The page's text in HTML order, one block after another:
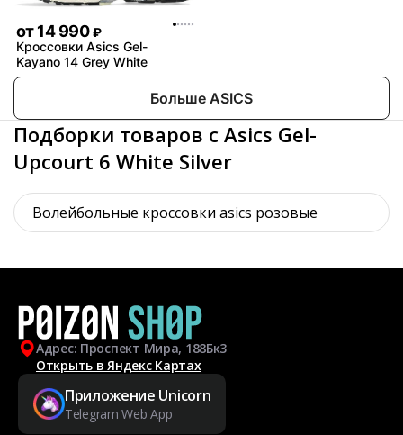
от14 990 ₽
Кроссовки Asics Gel-
Kayano 14 Grey White
Больше ASICS
Подборки товаров с Asics Gel-
Upcourt 6 White Silver
Волейбольные кроссовки asics розовые
Адрес: Проспект Мира, 188Бк3
Открыть в Яндекс Картах
Приложение Unicorn
Telegram Web App